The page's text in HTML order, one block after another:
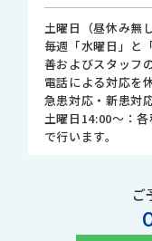
土曜日（昼休み無
毎週「水曜日」と
善およびスタッフ
電話による対応を
急患対応・新患対
土曜日14:00～：
で行います。
ご